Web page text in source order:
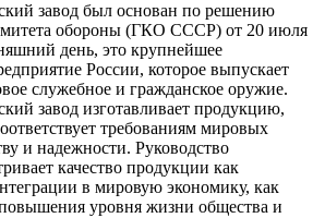
завод был основан по решению
обороны (ГКО СССР) от 20 июля
день, это крупнейшее
России, которое выпускает
служебное и гражданское оружие.
завод изготавливает продукцию,
требованиям мировых
и надежности. Руководство
качество продукции как
в мировую экономику, как
уровня жизни общества и